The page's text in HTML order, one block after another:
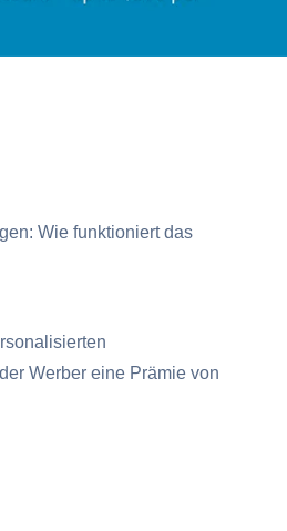
Wie funktioniert das
Werber eine Prämie von